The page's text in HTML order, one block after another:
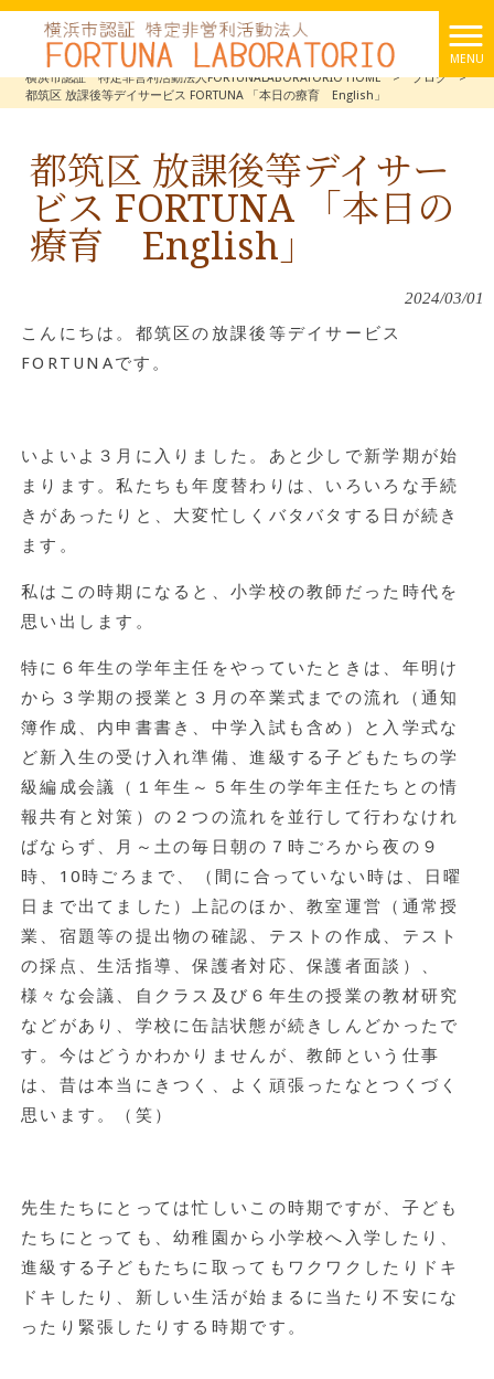
MENU
横浜市認証 特定非営利活動法人FORTUNALABORATORIO HOME
> ブログ
>
都筑区 放課後等デイサービス FORTUNA 「本日の療育 English」
都筑区 放課後等デイサー
ビス FORTUNA 「本日の
療育 English」
2024/03/01
こんにちは。都筑区の放課後等デイサービス
FORTUNAです。
いよいよ３月に入りました。あと少しで新学期が始
まります。私たちも年度替わりは、いろいろな手続
きがあったりと、大変忙しくバタバタする日が続き
ます。
私はこの時期になると、小学校の教師だった時代を
思い出します。
特に６年生の学年主任をやっていたときは、年明け
から３学期の授業と３月の卒業式までの流れ（通知
簿作成、内申書書き、中学入試も含め）と入学式な
ど新入生の受け入れ準備、進級する子どもたちの学
級編成会議（１年生～５年生の学年主任たちとの情
報共有と対策）の２つの流れを並行して行わなけれ
ばならず、月～土の毎日朝の７時ごろから夜の９
時、10時ごろまで、（間に合っていない時は、日曜
日まで出てました）上記のほか、教室運営（通常授
業、宿題等の提出物の確認、テストの作成、テスト
の採点、生活指導、保護者対応、保護者面談）、
様々な会議、自クラス及び６年生の授業の教材研究
などがあり、学校に缶詰状態が続きしんどかったで
す。今はどうかわかりませんが、教師という仕事
は、昔は本当にきつく、よく頑張ったなとつくづく
思います。（笑）
先生たちにとっては忙しいこの時期ですが、子ども
たちにとっても、幼稚園から小学校へ入学したり、
進級する子どもたちに取ってもワクワクしたりドキ
ドキしたり、新しい生活が始まるに当たり不安にな
ったり緊張したりする時期です。